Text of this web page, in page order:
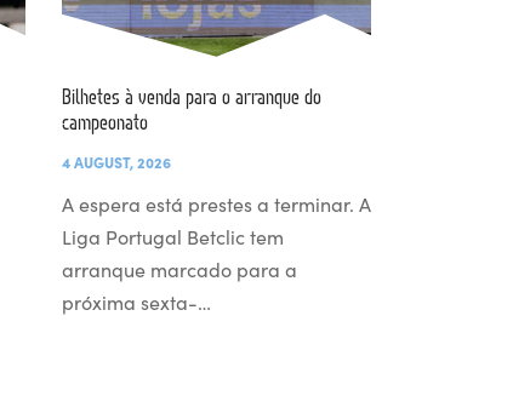
Bilhetes à venda para o arranque do
campeonato
4 AUGUST, 2026
A espera está prestes a terminar. A
Liga Portugal Betclic tem
arranque marcado para a
próxima sexta-…